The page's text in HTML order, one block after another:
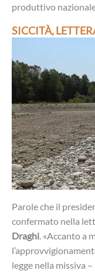
produttivo
SICCITÀ,
Parole che il
confermato nella
Draghi . «Accanto a
legge nella missiva